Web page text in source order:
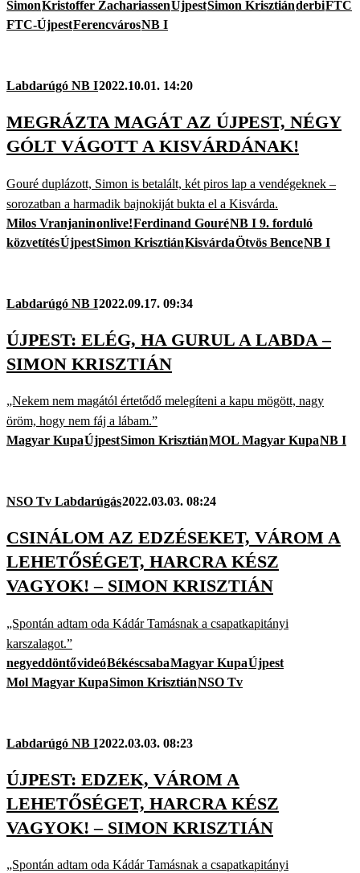
SimonKristoffer ZachariassenÚjpestSimon KrisztiánderbiFTC
FTC-ÚjpestFerencvárosNB I
Labdarúgó NB I2022.10.01. 14:20
MEGRÁZTA MAGÁT AZ ÚJPEST, NÉGY
GÓLT VÁGOTT A KISVÁRDÁNAK!
Gouré duplázott, Simon is betalált, két piros lap a vendégeknek –
sorozatban a harmadik bajnokiját bukta el a Kisvárda.
Milos Vranjaninonlive!Ferdinand GouréNB I 9. forduló
közvetítésÚjpestSimon KrisztiánKisvárdaÖtvös BenceNB I
Labdarúgó NB I2022.09.17. 09:34
ÚJPEST: ELÉG, HA GURUL A LABDA –
SIMON KRISZTIÁN
„Nekem nem magától értetődő melegíteni a kapu mögött, nagy
öröm, hogy nem fáj a lábam.”
Magyar KupaÚjpestSimon KrisztiánMOL Magyar KupaNB I
NSO Tv Labdarúgás2022.03.03. 08:24
CSINÁLOM AZ EDZÉSEKET, VÁROM A
LEHETŐSÉGET, HARCRA KÉSZ
VAGYOK! – SIMON KRISZTIÁN
„Spontán adtam oda Kádár Tamásnak a csapatkapitányi
karszalagot.”
negyeddöntővideóBékéscsabaMagyar KupaÚjpest
Mol Magyar KupaSimon KrisztiánNSO Tv
Labdarúgó NB I2022.03.03. 08:23
ÚJPEST: EDZEK, VÁROM A
LEHETŐSÉGET, HARCRA KÉSZ
VAGYOK! – SIMON KRISZTIÁN
„Spontán adtam oda Kádár Tamásnak a csapatkapitányi